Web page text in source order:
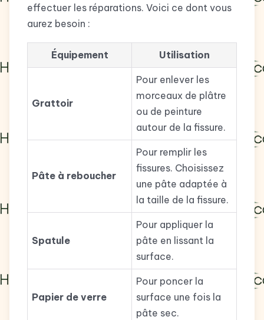
effectuer les réparations. Voici ce dont vous
aurez besoin :
Équipement Utilisation
Grattoir
Pour enlever les
morceaux de plâtre
ou de peinture
autour de la fissure.
Pâte à reboucher
Pour remplir les
fissures. Choisissez
une pâte adaptée à
la taille de la fissure.
Spatule
Pour appliquer la
pâte en lissant la
surface.
Papier de verre
Pour poncer la
surface une fois la
pâte sec.